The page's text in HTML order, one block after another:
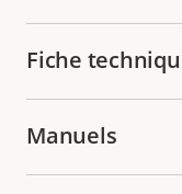
Fiche
Manuels